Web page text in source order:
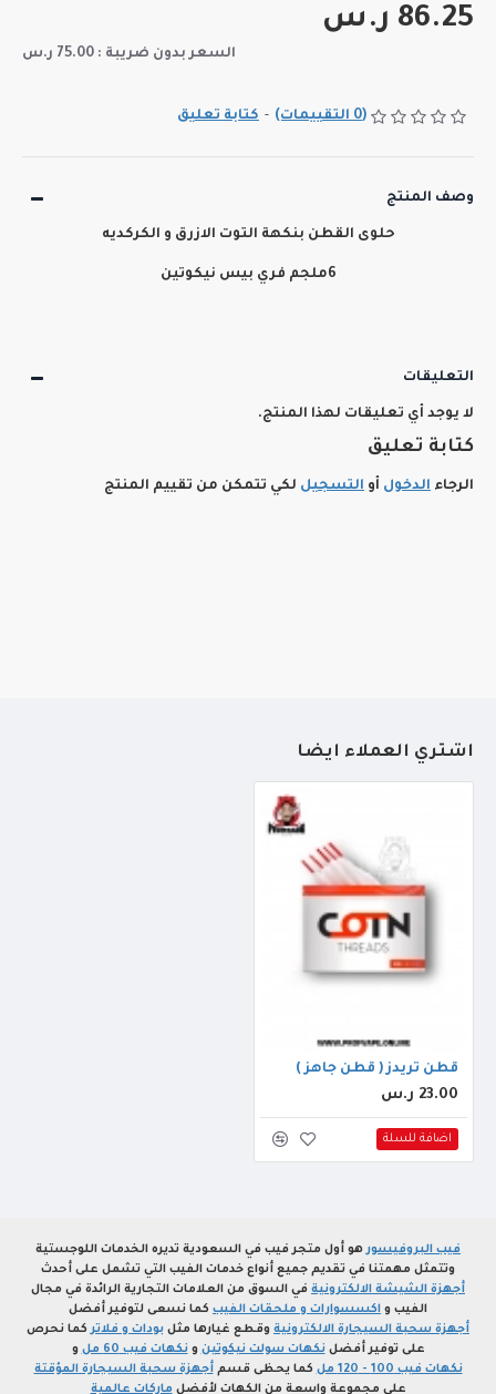
(0 التقييمات) - كتابة تعليق
86.25 ر.س
السعر بدون ضريبة : 75.00 ر.س
وصف المنتج
حلوى القطن بنكهة التوت الازرق و الكركديه
6ملجم فري بيس نيكوتين
التعليقات
لا يوجد أي تعليقات لهذا المنتج.
كتابة تعليق
الرجاء الدخول أو التسجيل لكي تتمكن من تقييم المنتج
أشتري العملاء أيضاً
قطن ثريدز ( قطن جاهز )
23.00 ر.س
اضافة للسلة
فيب البروفيسورهو أول متجر فيب في السعودية تديره الخدمات اللوجستية
وتتمثل مهمتنا في تقديم جميع أنواع خدمات الفيب التي تشمل على أحدث
أجهزة الشيشة الالكترونية في السوق من العلامات التجارية الرائدة في مجال
الفيب و اكسسوارات و ملحقات الفيب كما نسعى لتوفير أفضل
أجهزة سحبة السيجارة الالكترونية وقطع غيارها مثل بودات و فلاتركما نحرص
على توفير أفضلنكهات سولت نيكوتين ونكهات فيب 60 مل
و
نكهات فيب 100 - 120 مل
كما يحظى قسمأجهزة سحبة السيجارة المؤقتة
على مجموعة واسعة من الكهات لأفضل ماركات عالمية